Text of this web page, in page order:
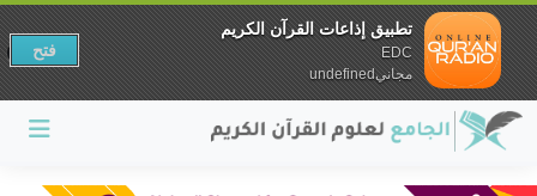
تطبيق إذاعات القرآن الكريم
EDC
مجانيundefined
فتح